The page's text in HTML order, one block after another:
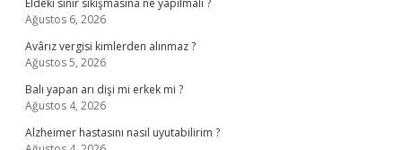
Eldeki sinir sıkışmasına ne yapılmalı ?
Ağustos 6, 2026
Avârız vergisi kimlerden alınmaz ?
Ağustos 5, 2026
Balı yapan arı dişi mi erkek mi ?
Ağustos 4, 2026
Alzheimer hastasını nasıl uyutabilirim ?